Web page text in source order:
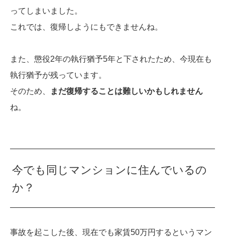
ってしまいました。
これでは、復帰しようにもできませんね。
また、懲役2年の執行猶予5年と下されたため、今現在も
執行猶予が残っています。
そのため、
まだ復帰することは難しいかもしれません
ね。
今でも同じマンションに住んでいるの
か？
事故を起こした後、現在でも家賃50万円するというマン